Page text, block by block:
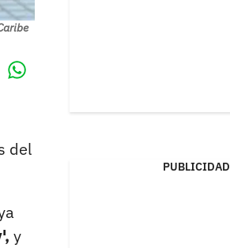
del
y
PUBLICIDAD